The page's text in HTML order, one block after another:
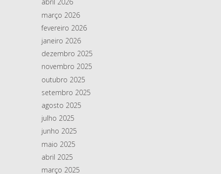
abril 2026
março 2026
fevereiro 2026
janeiro 2026
dezembro 2025
novembro 2025
outubro 2025
setembro 2025
agosto 2025
julho 2025
junho 2025
maio 2025
abril 2025
março 2025